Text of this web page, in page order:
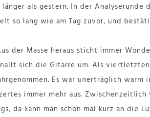
als gestern. In der Analyserunde
so lang wie am Tag zuvor, und
der Masse heraus sticht immer
sich die Gitarre um. Als
Es war unerträglich
immer mehr aus.
da kann man schon mal kurz an die